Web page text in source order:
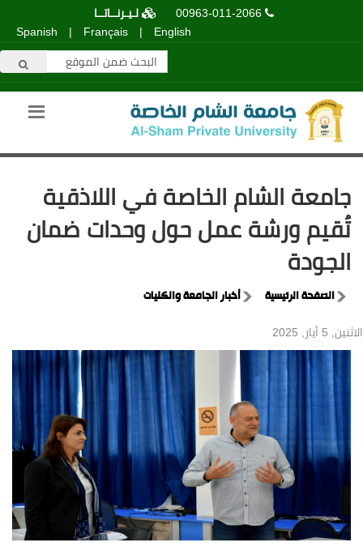
00963-011-2066
لـيـرنــاتــا
English
|
Français
|
Spanish
جامعة الشام الخاصة في اللاذقية
تُقيم ورشة عمل حول وحدات ضمان
الجودة
الصفحة الرئيسية أخبار الجامعة والكليات
الاثنين, 5 أيار, 2025